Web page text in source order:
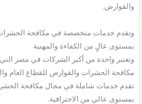
والقوارض.
وتقدم خدمات متخصصة في مكافحة
بمستوى عالٍ من الكفاءة والمهنية
وتعتبر واحدة من أكبر الشركات في مصر
مكافحة الحشرات والقوارض للقطاع العام
تقدم خدمات شاملة في مجال مكافحة
بمستوى عالي من الاحترافية.